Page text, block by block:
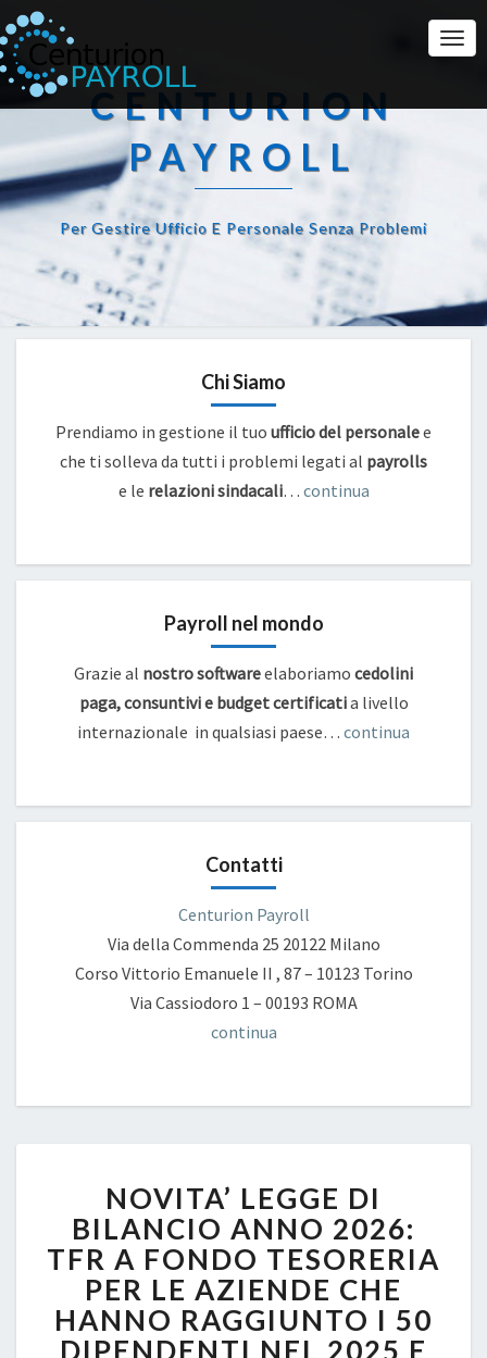
CENTURION
PAYROLL
Per Gestire Ufficio E Personale Senza Problemi
Chi Siamo
Prendiamo in gestione il tuo ufficio del personalee
che ti solleva da tutti i problemi legati al payrolls
e le relazioni sindacali… continua
Payroll nel mondo
Grazie al nostro softwareelaboriamo cedolini
paga, consuntivi e budget certificatia livello
internazionale in qualsiasi paese… continua
Contatti
Centurion Payroll
Via della Commenda 25 20122 Milano
Corso Vittorio Emanuele II , 87 – 10123 Torino
Via Cassiodoro 1 – 00193 ROMA
continua
LEGGE
DI
BILANCIO
ANNO
2026:
TFR
A
NOVITA’ LEGGE DI
BILANCIO ANNO 2026:
TFR A FONDO TESORERIA
PER LE AZIENDE CHE
HANNO RAGGIUNTO I 50
DIPENDENTI NEL 2025 E